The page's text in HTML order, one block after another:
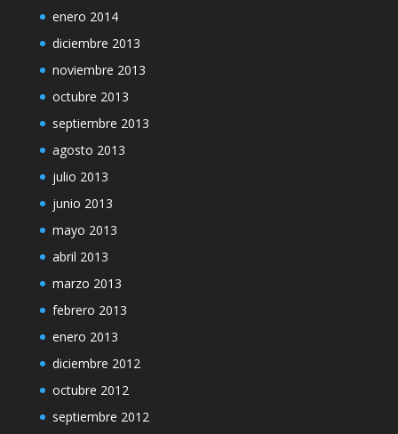
enero 2014
diciembre 2013
noviembre 2013
octubre 2013
septiembre 2013
agosto 2013
julio 2013
junio 2013
mayo 2013
abril 2013
marzo 2013
febrero 2013
enero 2013
diciembre 2012
octubre 2012
septiembre 2012